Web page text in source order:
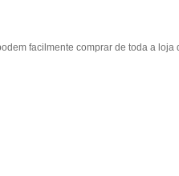
facilmente comprar de toda a loja